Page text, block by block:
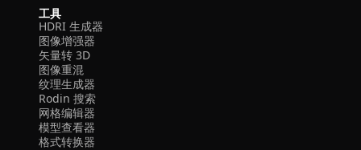
工具
HDRI 生成器
图像增强器
矢量转 3D
图像重混
纹理生成器
Rodin 搜索
网格编辑器
模型查看器
格式转换器